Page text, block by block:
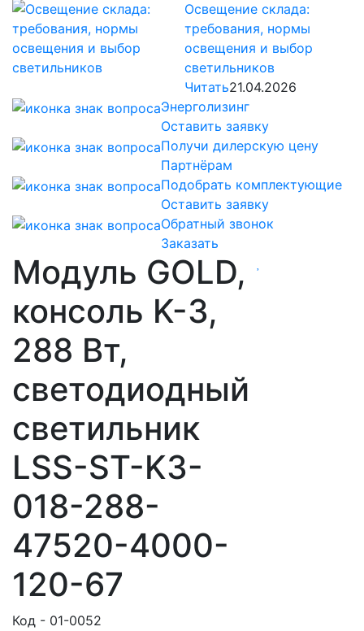
Освещение склада:
требования, нормы
освещения и выбор
светильников
Читать21.04.2026
Энерголизинг
Оставить заявку
Получи дилерскую цену
Партнёрам
Подобрать комплектующие
Оставить заявку
Обратный звонок
Заказать
Модуль GOLD,
консоль K-3,
288 Вт,
светодиодный
светильник
LSS-ST-K3-
018-288-
47520-4000-
120-67
Код - 01-0052